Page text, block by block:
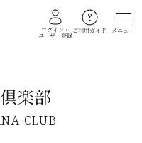
ログイン・
ユーザー登録
ご利用ガイド メニュー
CLUB
楽部